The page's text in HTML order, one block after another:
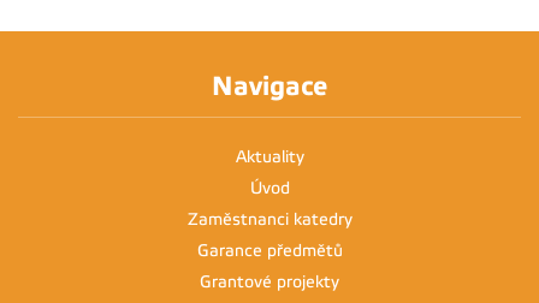
Navigace
Aktuality
Úvod
Zaměstnanci katedry
Garance předmětů
Grantové projekty